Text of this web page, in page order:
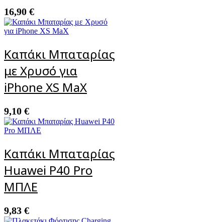
16,90 €
Καπάκι Μπαταρίας
με Χρυσό για
iPhone XS MaX
9,10 €
Καπάκι Μπαταρίας
Huawei P40 Pro
ΜΠΛΕ
9,83 €